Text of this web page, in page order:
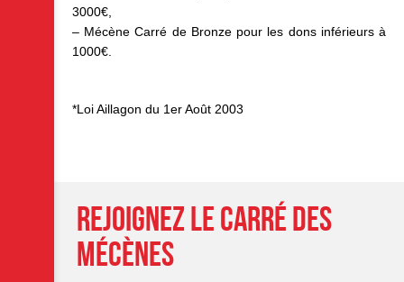
3000€,
– Mécène Carré de Bronze pour les dons inférieurs à
1000€.
*Loi Aillagon du 1er Août 2003
rejoignez le carré des
mécènes